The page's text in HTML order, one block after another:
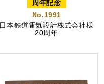
周年記念
No.1991
日本鉄道電気設計株式会社様
20周年